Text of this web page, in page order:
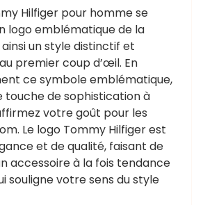
Hilfiger pour homme se
logo emblématique de la
un style distinctif et
premier coup d’œil. En
ce symbole emblématique,
touche de sophistication à
votre goût pour les
Le logo Tommy Hilfiger est
et de qualité, faisant de
accessoire à la fois tendance
souligne votre sens du style